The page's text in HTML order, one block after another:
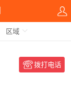
区域
拨打电话